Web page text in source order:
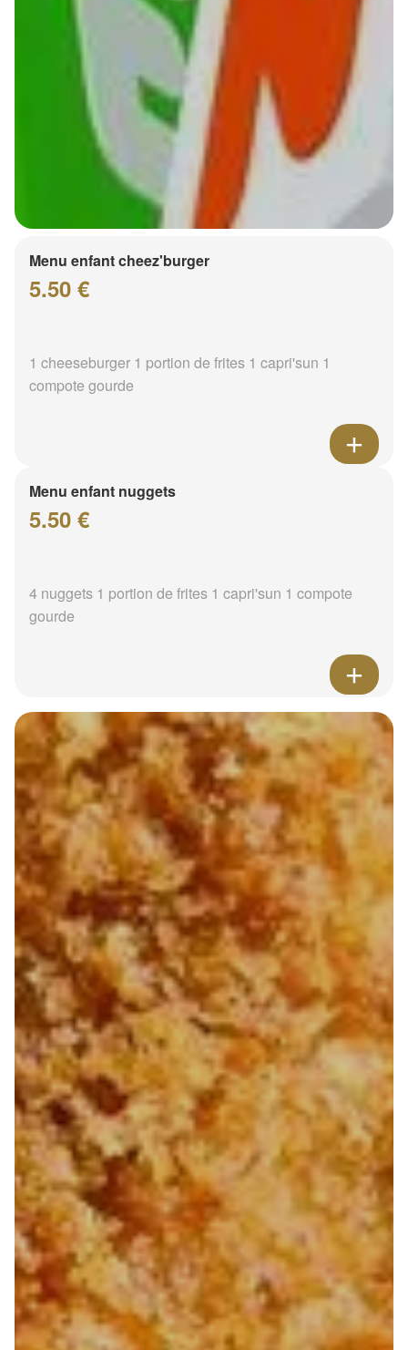
Menu enfant cheez'burger
5.50 €
1 cheeseburger 1 portion de frites 1 capri'sun 1
compote gourde
Menu enfant nuggets
5.50 €
4 nuggets 1 portion de frites 1 capri'sun 1 compote
gourde